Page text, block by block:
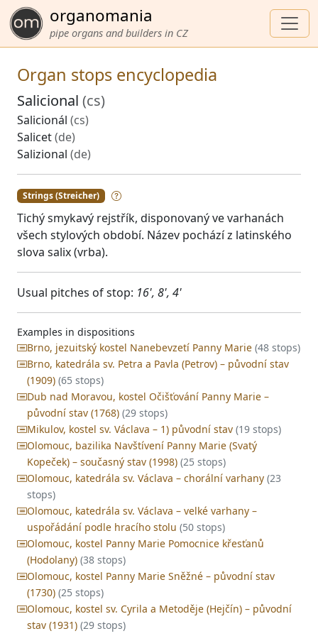
organomania
pipe organs and builders in CZ
Organ stops encyclopedia
Salicional (cs)
Salicionál (cs)
Salicet(de)
Salizional (de)
Strings (Streicher)
Tichý smykavý rejstřík, disponovaný ve varhanách
všech stylových období. Název pochází z latinského
slova salix (vrba).
Usual pitches of stop: 16', 8', 4'
Examples in dispositions
Brno, jezuitský kostel Nanebevzetí Panny Marie (48 stops)
Brno, katedrála sv. Petra a Pavla (Petrov) – původní stav
(1909) (65 stops)
Dub nad Moravou, kostel Očišťování Panny Marie –
původní stav (1768) (29 stops)
Mikulov, kostel sv. Václava – 1) původní stav (19 stops)
Olomouc, bazilika Navštívení Panny Marie (Svatý
Kopeček) – současný stav (1998) (25 stops)
Olomouc, katedrála sv. Václava – chorální varhany (23
stops)
Olomouc, katedrála sv. Václava – velké varhany –
uspořádání podle hracího stolu (50 stops)
Olomouc, kostel Panny Marie Pomocnice křesťanů
(Hodolany) (38 stops)
Olomouc, kostel Panny Marie Sněžné – původní stav
(1730) (25 stops)
Olomouc, kostel sv. Cyrila a Metoděje (Hejčín) – původní
stav (1931) (29 stops)